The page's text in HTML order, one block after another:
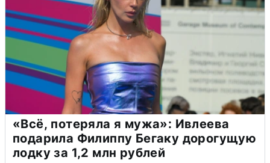
«Всё, потеряла я мужа»: Ивлеева
подарила Филиппу Бегаку дорогущую
лодку за 1,2 млн рублей